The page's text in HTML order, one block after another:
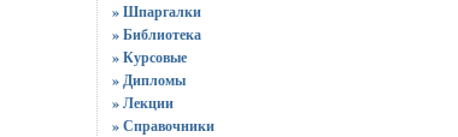
» Шпаргалки
» Библиотека
» Курсовые
» Дипломы
» Лекции
» Справочники